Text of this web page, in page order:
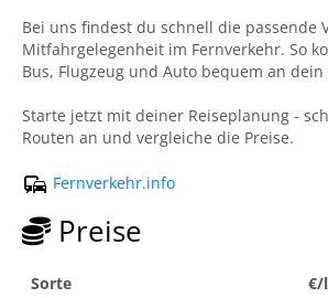
Bei uns findest du schnell die passende
Mitfahrgelegenheit im Fernverkehr. So
Bus, Flugzeug und Auto bequem an dein
Starte jetzt mit deiner Reiseplanung -
Routen an und vergleiche die Preise.
Fernverkehr.info
Preise
Sorte
€/l